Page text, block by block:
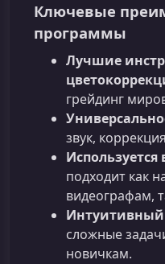
Ключевые
программы
Лучшие
грейдинг
звук,
подходит как
видеографам,
сложные
новичкам.